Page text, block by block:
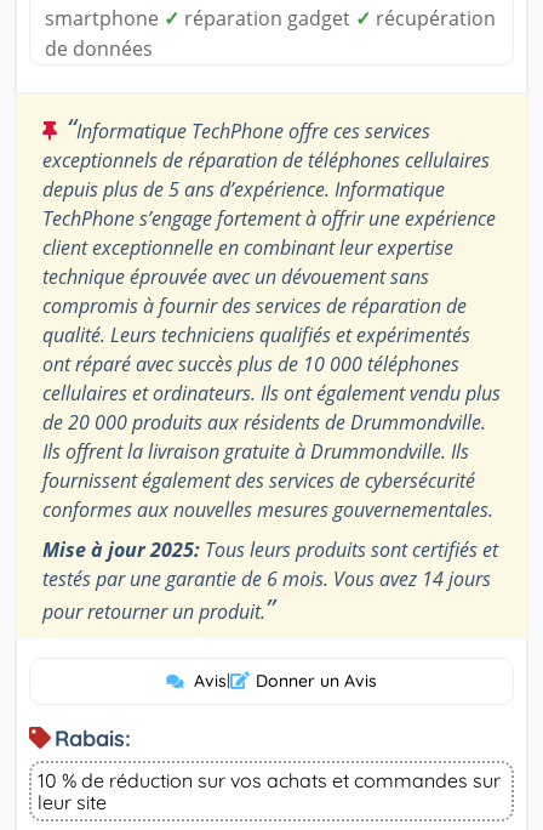
smartphone ✓ réparation gadget ✓ récupération
de données
“Informatique TechPhone offre ces services
exceptionnels de réparation de téléphones cellulaires
depuis plus de 5 ans d’expérience. Informatique
TechPhone s’engage fortement à offrir une expérience
client exceptionnelle en combinant leur expertise
technique éprouvée avec un dévouement sans
compromis à fournir des services de réparation de
qualité. Leurs techniciens qualifiés et expérimentés
ont réparé avec succès plus de 10 000 téléphones
cellulaires et ordinateurs. Ils ont également vendu plus
de 20 000 produits aux résidents de Drummondville.
Ils offrent la livraison gratuite à Drummondville. Ils
fournissent également des services de cybersécurité
conformes aux nouvelles mesures gouvernementales.
Mise à jour 2025: Tous leurs produits sont certifiés et
testés par une garantie de 6 mois. Vous avez 14 jours
pour retourner un produit.”
Avis| Donner un Avis
Rabais:
10 % de réduction sur vos achats et commandes sur
leur site